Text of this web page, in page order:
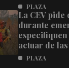
PLAZA
La CEV pide
durante
actuar de
PLAZA